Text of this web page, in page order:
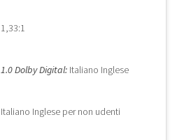
1,33:1
1.0 Dolby Digital: Italiano Inglese
Italiano Inglese per non udenti